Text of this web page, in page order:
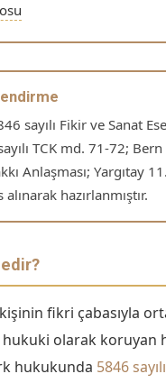
sayılı Fikir ve Sanat
TCK md. 71-72;
Anlaşması; Yargıtay
hazırlanmıştır.
fikri çabasıyla
olarak koruyan
hukukunda 5846